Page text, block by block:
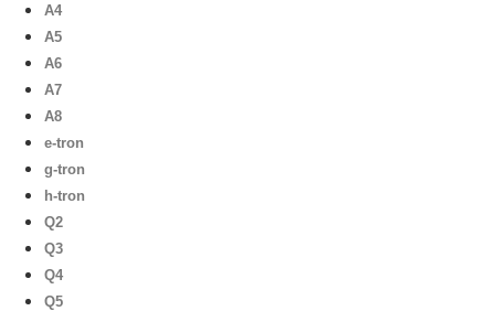
A4
A5
A6
A7
A8
e-tron
g-tron
h-tron
Q2
Q3
Q4
Q5